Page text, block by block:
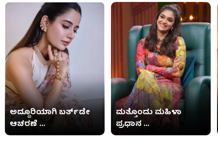
ಅದ್ದೂರಿಯಾಗಿ ಬರ್ತ್​​ಡೇ
ಆಚರಣೆ ...
ಮತ್ತೊಂದು ಮಹಿಳಾ
ಪ್ರಧಾನ ...